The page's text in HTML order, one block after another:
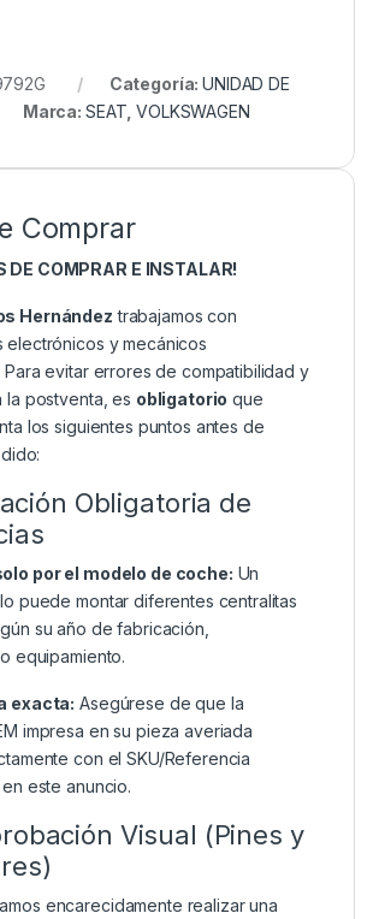
Categoría:UNIDAD DE
Marca: SEAT ,VOLKSWAGEN
Comprar
DE COMPRAR E INSTALAR!
Hernández trabajamos con
electrónicos y mecánicos
evitar errores de compatibilidad y
la postventa, es obligatorio que
los siguientes puntos antes de
Obligatoria de
por el modelo de coche: Un
puede montar diferentes centralitas
su año de fabricación,
equipamiento.
exacta: Asegúrese de que la
impresa en su pieza averiada
con el SKU/Referencia
este anuncio.
Visual (Pines y
encarecidamente realizar una